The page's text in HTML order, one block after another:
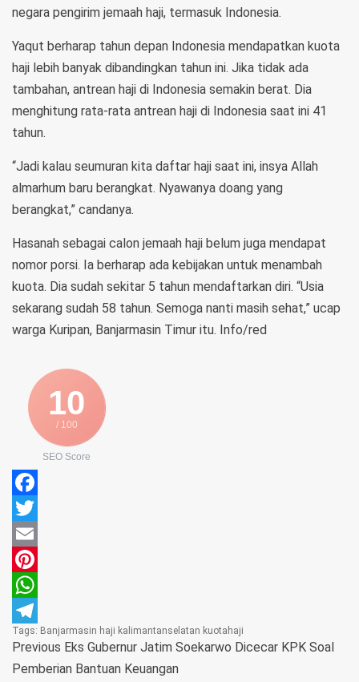
negara pengirim jemaah haji, termasuk Indonesia.
Yaqut berharap tahun depan Indonesia mendapatkan kuota
haji lebih banyak dibandingkan tahun ini. Jika tidak ada
tambahan, antrean haji di Indonesia semakin berat. Dia
menghitung rata-rata antrean haji di Indonesia saat ini 41
tahun.
“Jadi kalau seumuran kita daftar haji saat ini, insya Allah
almarhum baru berangkat. Nyawanya doang yang
berangkat,” candanya.
Hasanah sebagai calon jemaah haji belum juga mendapat
nomor porsi. Ia berharap ada kebijakan untuk menambah
kuota. Dia sudah sekitar 5 tahun mendaftarkan diri. “Usia
sekarang sudah 58 tahun. Semoga nanti masih sehat,” ucap
warga Kuripan, Banjarmasin Timur itu. Info/red
10
/ 100
SEO Score
Facebook
Twitter
Email
Pinterest
WhatsApp
Telegram
Tags: Banjarmasin haji kalimantanselatan kuotahaji
Previous Eks Gubernur Jatim Soekarwo Dicecar KPK Soal
Pemberian Bantuan Keuangan